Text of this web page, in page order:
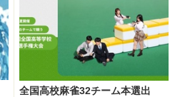
全国高校麻雀32チーム本選出